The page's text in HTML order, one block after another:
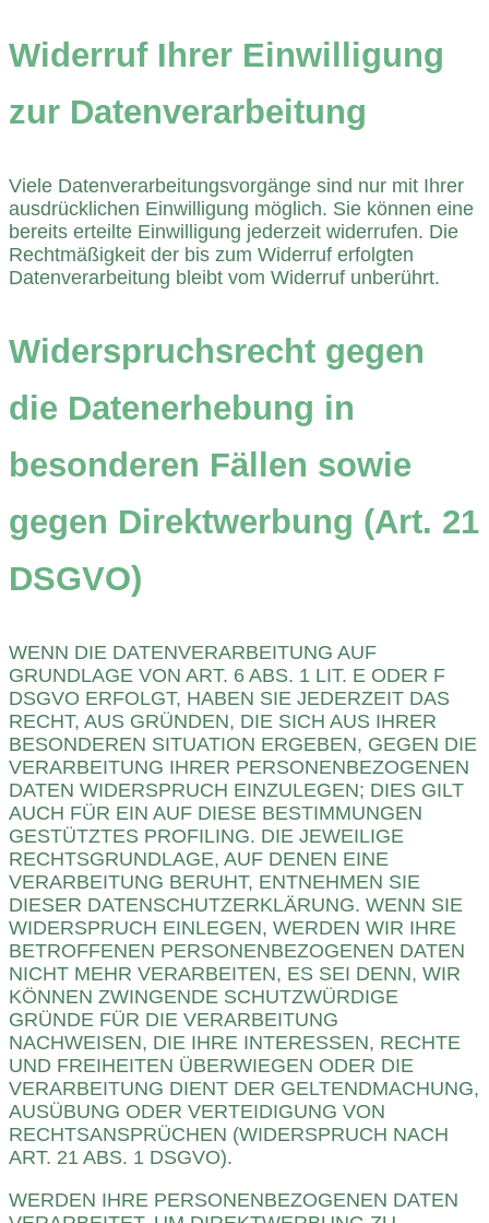
Widerruf Ihrer Einwilligung
zur Datenverarbeitung
Viele Datenverarbeitungsvorgänge sind nur mit Ihrer
ausdrücklichen Einwilligung möglich. Sie können eine
bereits erteilte Einwilligung jederzeit widerrufen. Die
Rechtmäßigkeit der bis zum Widerruf erfolgten
Datenverarbeitung bleibt vom Widerruf unberührt.
Widerspruchsrecht gegen
die Datenerhebung in
besonderen Fällen sowie
gegen Direktwerbung (Art. 21
DSGVO)
WENN DIE DATENVERARBEITUNG AUF
GRUNDLAGE VON ART. 6 ABS. 1 LIT. E ODER F
DSGVO ERFOLGT, HABEN SIE JEDERZEIT DAS
RECHT, AUS GRÜNDEN, DIE SICH AUS IHRER
BESONDEREN SITUATION ERGEBEN, GEGEN DIE
VERARBEITUNG IHRER PERSONENBEZOGENEN
DATEN WIDERSPRUCH EINZULEGEN; DIES GILT
AUCH FÜR EIN AUF DIESE BESTIMMUNGEN
GESTÜTZTES PROFILING. DIE JEWEILIGE
RECHTSGRUNDLAGE, AUF DENEN EINE
VERARBEITUNG BERUHT, ENTNEHMEN SIE
DIESER DATENSCHUTZERKLÄRUNG. WENN SIE
WIDERSPRUCH EINLEGEN, WERDEN WIR IHRE
BETROFFENEN PERSONENBEZOGENEN DATEN
NICHT MEHR VERARBEITEN, ES SEI DENN, WIR
KÖNNEN ZWINGENDE SCHUTZWÜRDIGE
GRÜNDE FÜR DIE VERARBEITUNG
NACHWEISEN, DIE IHRE INTERESSEN, RECHTE
UND FREIHEITEN ÜBERWIEGEN ODER DIE
VERARBEITUNG DIENT DER GELTENDMACHUNG,
AUSÜBUNG ODER VERTEIDIGUNG VON
RECHTSANSPRÜCHEN (WIDERSPRUCH NACH
ART. 21 ABS. 1 DSGVO).
WERDEN IHRE PERSONENBEZOGENEN DATEN